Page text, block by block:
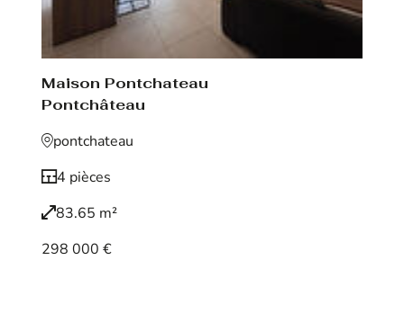
Maison Pontchateau
Pontchâteau
pontchateau
4 pièces
83.65 m²
298 000 €